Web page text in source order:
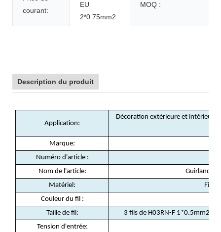
courant:
EU
2*0.75mm2
MOQ :
Description du produit
Application:
Décoration extérieure et intérieure
Marque:
Numéro d'article :
Nom de l'article:
Guirlande
Matériel:
Fil
Couleur du fil :
Taille de fil:
3 fils de H03RN-F 1*0.5mm2 et
Tension d'entrée: